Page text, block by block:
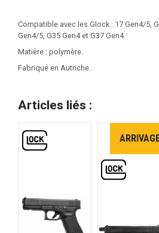
Compatible avec les Glock : 17 Gen4/5,
Gen4/5, G35 Gen4 et G37 Gen4.
Matière : polymère.
Fabriqué en Autriche.
Articles liés :